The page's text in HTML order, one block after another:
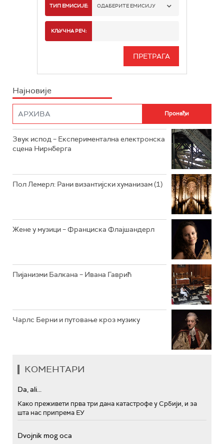
РАДИО БЕОГРАД 1
РАДИО БЕОГРАД 3
РАДИО РОКЕНРОЛЕР
РАДИО ЏЕЗЕР
ТИП ЕМИСИЈЕ: ОДАБЕРИТЕ ЕМИСИЈУ
ИНФО
КЉУЧНА РЕЧ:
Најновије
Звук испод – Експериментална електронска
сцена Нирнберга
Пол Лемерл: Рани византијски хуманизам (1)
Жене у музици – Франциска Флајшандерл
Пијанизми Балкана – Ивана Гаврић
Чарлс Берни и путовање кроз музику
КОМЕНТАРИ
Da, ali...
Како преживети прва три дана катастрофе у Србији, и за
шта нас припрема ЕУ
Dvojnik mog oca